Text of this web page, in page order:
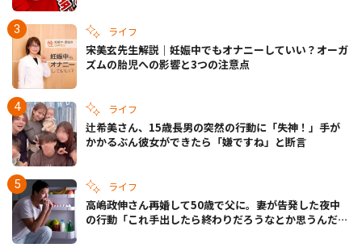
ライフ
宋美玄先生解説｜妊娠中でもオナニーしていい？オーガ
ズムの胎児への影響と3つの注意点
ライフ
辻希美さん、15歳長男の突然の行動に「失神！」手が
かかるぶん彼女ができたら「嫌ですね」と断言
ライフ
高嶋政伸さん再婚して50歳で父に。妻が告発した夜中
の行動「これ手出したら終わりだろうなとか思うんだけ